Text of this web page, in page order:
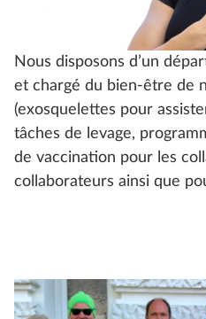
Nous disposons d’un
et chargé du bien-être de
(exosquelettes pour
tâches de levage,
de vaccination pour les
collaborateurs ainsi que